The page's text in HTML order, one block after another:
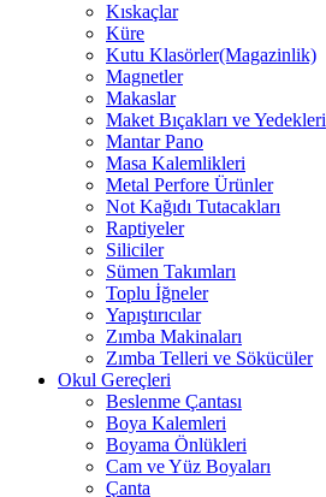
Kıskaçlar
Küre
Kutu Klasörler(Magazinlik)
Magnetler
Makaslar
Maket Bıçakları ve Yedekleri
Mantar Pano
Masa Kalemlikleri
Metal Perfore Ürünler
Not Kağıdı Tutacakları
Raptiyeler
Siliciler
Sümen Takımları
Toplu İğneler
Yapıştırıcılar
Zımba Makinaları
Zımba Telleri ve Sökücüler
Okul Gereçleri
Beslenme Çantası
Boya Kalemleri
Boyama Önlükleri
Cam ve Yüz Boyaları
Çanta